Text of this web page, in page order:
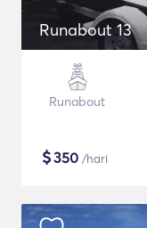
Runabout 13
Runabout
$350 /hari